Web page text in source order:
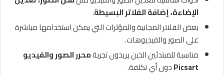
الإضاءة، إضافة الفلاتر البسيطة.
بعض الفلاتر المجانية والمؤثرات التي يمكن استخدامها مباشرة
على الصور والفيديوهات.
مناسبة للمبتدئين الذين يريدون تجربةمحرر الصور والفيديو
Picsartدون أي تكلفة.